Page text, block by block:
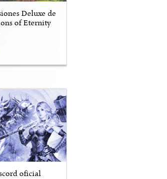
Deluxe de
of Eternity
oficial